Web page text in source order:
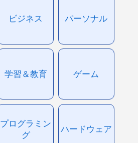
ビジネス パーソナル
学習＆教育 ゲーム
プログラミン
グ
ハードウェア